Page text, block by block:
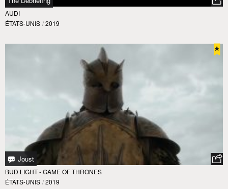
AUDI
ÉTATS-UNIS / 2019
Joust
BUD LIGHT - GAME OF THRONES
ÉTATS-UNIS / 2019